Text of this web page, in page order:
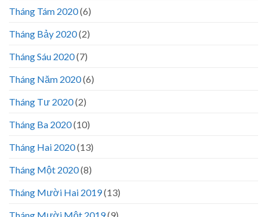
Tháng Tám 2020(6)
Tháng Bảy 2020(2)
Tháng Sáu 2020(7)
Tháng Năm 2020(6)
Tháng Tư 2020(2)
Tháng Ba 2020(10)
Tháng Hai 2020(13)
Tháng Một 2020(8)
Tháng Mười Hai 2019(13)
Tháng Mười Một 2019(9)